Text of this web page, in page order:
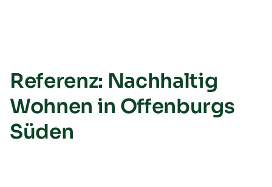
Referenz: Nachhaltig
Wohnen in Offenburgs
Süden